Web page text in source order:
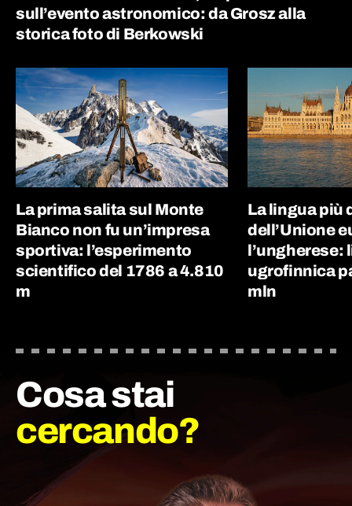
sull’evento astronomico: da Grosz alla
storica foto di Berkowski
La prima salita sul Monte
Bianco non fu un’impresa
sportiva: l’esperimento
scientifico del 1786 a 4.810
m
La lingua più
dell’Unione
l’ungherese:
ugrofinnica
mln
Cosa stai
cercando?